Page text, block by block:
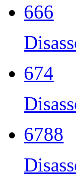
666
674
6788